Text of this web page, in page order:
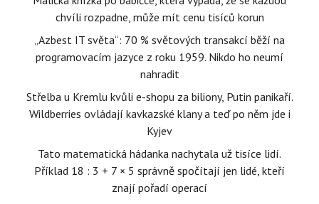
chvíli rozpadne, může mít cenu tisíců korun
„Azbest IT světa“: 70 % světových transakcí běží na
programovacím jazyce z roku 1959. Nikdo ho neumí
nahradit
Střelba u Kremlu kvůli e-shopu za biliony, Putin panikaří.
Wildberries ovládají kavkazské klany a teď po něm jde i
Kyjev
Tato matematická hádanka nachytala už tisíce lidí.
Příklad 18 : 3 + 7 × 5 správně spočítají jen lidé, kteří
znají pořadí operací